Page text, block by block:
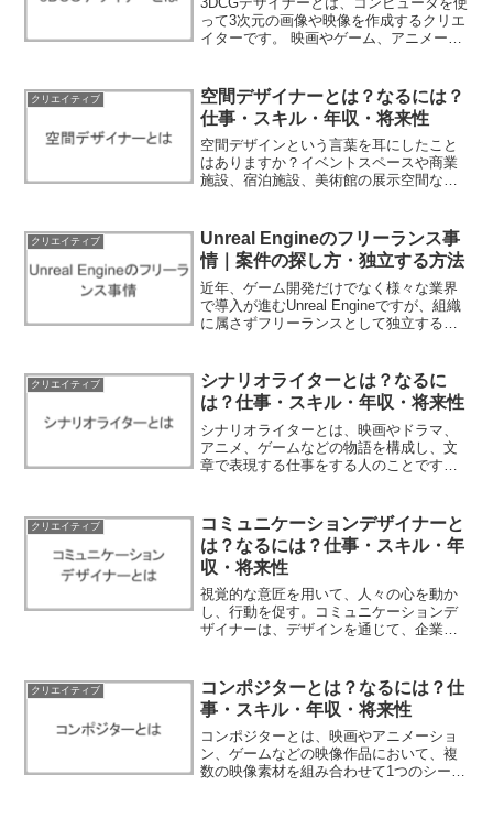
って3次元の画像や映像を作成するクリエ
イターです。 映画やゲーム、アニメーシ
ます。クリエイターとして、想像の世界
を現実に作り...
クリエイティブ
空間デザイナーとは？なるには？
仕事・スキル・年収・将来性
空間デザインという言葉を耳にしたこと
はありますか？イベントスペースや商業
施設、宿泊施設、美術館の展示空間など
です。空間デザイナーになるには、デザ
インセンスはもちろん、空...
クリエイティブ
Unreal Engineのフリーランス事
情｜案件の探し方・独立する方法
近年、ゲーム開発だけでなく様々な業界
で導入が進むUnreal Engineですが、組織
に属さずフリーランスとして独立するこ
シューマーゲームやスマートフォンアプ
リの開発現...
クリエイティブ
シナリオライターとは？なるに
は？仕事・スキル・年収・将来性
シナリオライターとは、映画やドラマ、
アニメ、ゲームなどの物語を構成し、文
章で表現する仕事をする人のことです。
オライターは、単にストーリーを思いつ
くだけでなく、そのストー...
クリエイティブ
コミュニケーションデザイナーと
は？なるには？仕事・スキル・年
収・将来性
視覚的な意匠を用いて、人々の心を動か
し、行動を促す。コミュニケーションデ
ザイナーは、デザインを通じて、企業や
ーションデザイナーの具体的な仕事内
容、求められるスキル、年収...
クリエイティブ
コンポジターとは？なるには？仕
事・スキル・年収・将来性
コンポジターとは、映画やアニメーショ
ン、ゲームなどの映像作品において、複
数の映像素材を組み合わせて1つのシーン